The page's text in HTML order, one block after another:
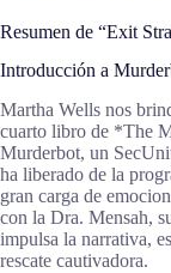
Resumen de “Exit
Introducción a
Martha Wells nos
cuarto libro de *The
Murderbot, un
ha liberado de la
gran carga de
con la Dra. Mensah,
impulsa la narrativa,
rescate cautivadora.